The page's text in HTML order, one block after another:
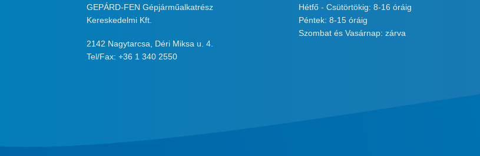
GEPÁRD-FEN Gépjárműalkatrész
Kereskedelmi Kft.
2142 Nagytarcsa, Déri Miksa u. 4.
Tel/Fax: +36 1 340 2550
Hétfő - Csütörtökig: 8-16 óráig
Péntek: 8-15 óráig
Szombat és Vasárnap: zárva